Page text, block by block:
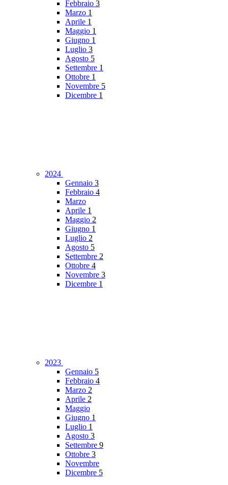
Febbraio 3
Marzo 1
Aprile 1
Maggio 1
Giugno 1
Luglio 3
Agosto 5
Settembre 1
Ottobre 1
Novembre 5
Dicembre 1
2024
Gennaio 3
Febbraio 4
Marzo
Aprile 1
Maggio 2
Giugno 1
Luglio 2
Agosto 5
Settembre 2
Ottobre 4
Novembre 3
Dicembre 1
2023
Gennaio 5
Febbraio 4
Marzo 2
Aprile 2
Maggio
Giugno 1
Luglio 1
Agosto 3
Settembre 9
Ottobre 3
Novembre
Dicembre 5